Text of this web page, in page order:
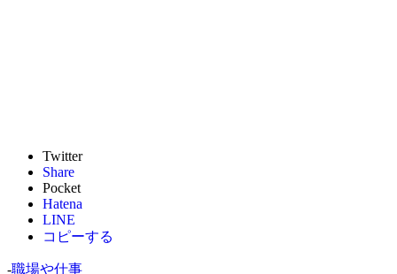
Twitter
Share
Pocket
Hatena
LINE
コピーする
-職場や仕事